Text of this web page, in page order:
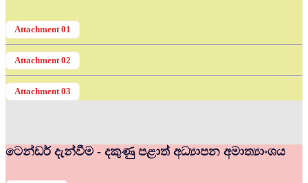
Attachment 01
Attachment 02
Attachment 03
ටෙන්ඩර් දැන්වීම - දකුණු පළාත් අධ්‍යාපන අමාත්‍යාංශය